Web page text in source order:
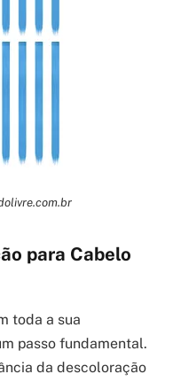
para Cabelo
toda a sua
passo fundamental.
da descoloração